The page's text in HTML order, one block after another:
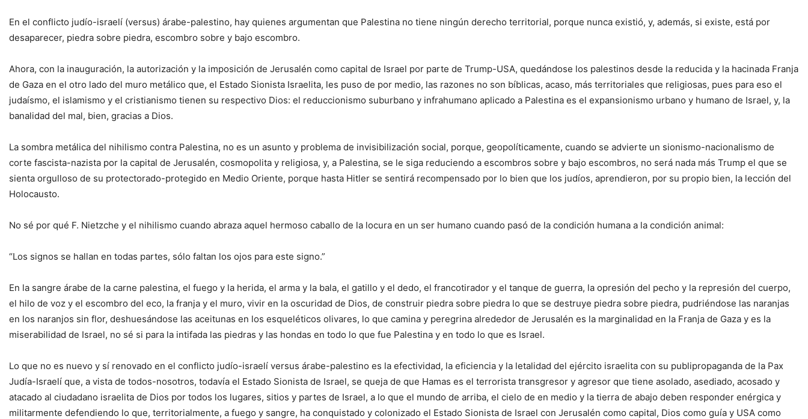
En el conflicto judío-israelí (versus) árabe-palestino, hay quienes argumentan que Palestina no tiene ningún derecho territorial, porque nunca existió, y, además, si existe, está por
desaparecer, piedra sobre piedra, escombro sobre y bajo escombro.
Ahora, con la inauguración, la autorización y la imposición de Jerusalén como capital de Israel por parte de Trump-USA, quedándose los palestinos desde la reducida y la hacinada Franja
de Gaza en el otro lado del muro metálico que, el Estado Sionista Israelita, les puso de por medio, las razones no son bíblicas, acaso, más territoriales que religiosas, pues para eso el
judaísmo, el islamismo y el cristianismo tienen su respectivo Dios: el reduccionismo suburbano y infrahumano aplicado a Palestina es el expansionismo urbano y humano de Israel, y, la
banalidad del mal, bien, gracias a Dios.
La sombra metálica del nihilismo contra Palestina, no es un asunto y problema de invisibilización social, porque, geopolíticamente, cuando se advierte un sionismo-nacionalismo de
corte fascista-nazista por la capital de Jerusalén, cosmopolita y religiosa, y, a Palestina, se le siga reduciendo a escombros sobre y bajo escombros, no será nada más Trump el que se
sienta orgulloso de su protectorado-protegido en Medio Oriente, porque hasta Hitler se sentirá recompensado por lo bien que los judíos, aprendieron, por su propio bien, la lección del
Holocausto.
No sé por qué F. Nietzche y el nihilismo cuando abraza aquel hermoso caballo de la locura en un ser humano cuando pasó de la condición humana a la condición animal:
“Los signos se hallan en todas partes, sólo faltan los ojos para este signo.”
En la sangre árabe de la carne palestina, el fuego y la herida, el arma y la bala, el gatillo y el dedo, el francotirador y el tanque de guerra, la opresión del pecho y la represión del cuerpo,
el hilo de voz y el escombro del eco, la franja y el muro, vivir en la oscuridad de Dios, de construir piedra sobre piedra lo que se destruye piedra sobre piedra, pudriéndose las naranjas
en los naranjos sin flor, deshuesándose las aceitunas en los esqueléticos olivares, lo que camina y peregrina alrededor de Jerusalén es la marginalidad en la Franja de Gaza y es la
miserabilidad de Israel, no sé si para la intifada las piedras y las hondas en todo lo que fue Palestina y en todo lo que es Israel.
Lo que no es nuevo y sí renovado en el conflicto judío-israelí versus árabe-palestino es la efectividad, la eficiencia y la letalidad del ejército israelita con su publipropaganda de la Pax
Judía-Israelí que, a vista de todos-nosotros, todavía el Estado Sionista de Israel, se queja de que Hamas es el terrorista transgresor y agresor que tiene asolado, asediado, acosado y
atacado al ciudadano israelita de Dios por todos los lugares, sitios y partes de Israel, a lo que el mundo de arriba, el cielo de en medio y la tierra de abajo deben responder enérgica y
militarmente defendiendo lo que, territorialmente, a fuego y sangre, ha conquistado y colonizado el Estado Sionista de Israel con Jerusalén como capital, Dios como guía y USA como